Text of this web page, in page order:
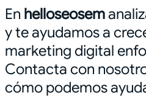
En helloseosem
y te ayudamos a
marketing digital
Contacta con
cómo podemos